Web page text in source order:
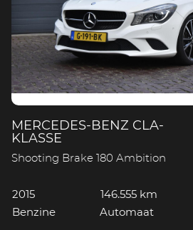
MERCEDES-BENZ CLA-
KLASSE
Shooting Brake 180 Ambition
2015
146.555 km
Benzine
Automaat